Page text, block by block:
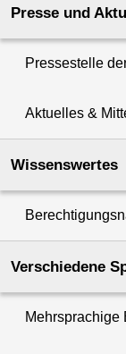
Presse und
Pressestelle
Aktuelles &
Wissenswertes
Verschiedene
Mehrsprachige